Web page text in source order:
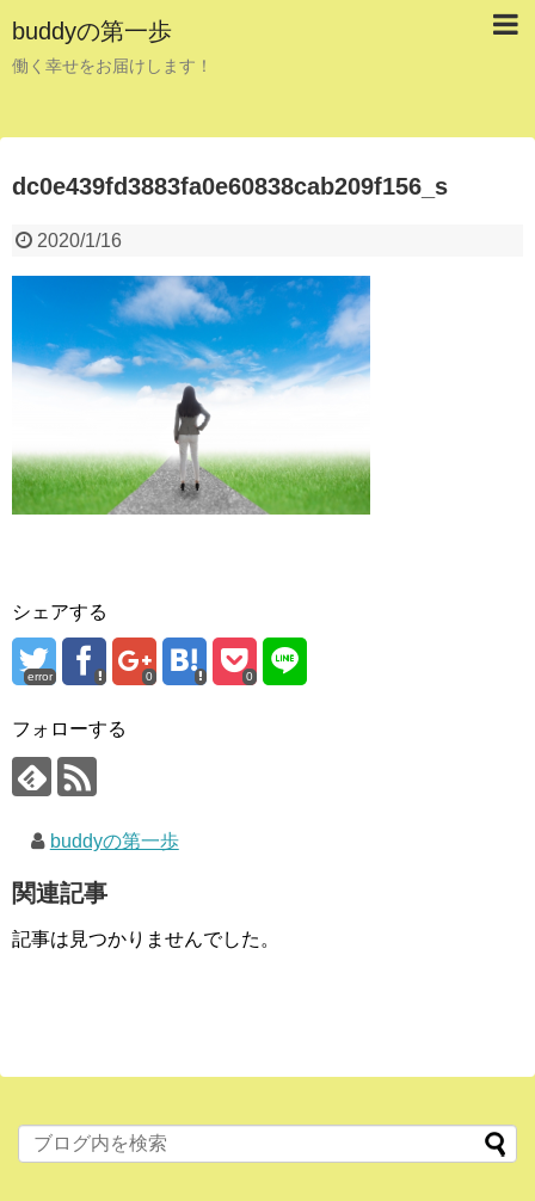
buddyの第一歩
働く幸せをお届けします！
dc0e439fd3883fa0e60838cab209f156_s
2020/1/16
シェアする
error 0 0
フォローする
buddyの第一歩
関連記事
記事は見つかりませんでした。